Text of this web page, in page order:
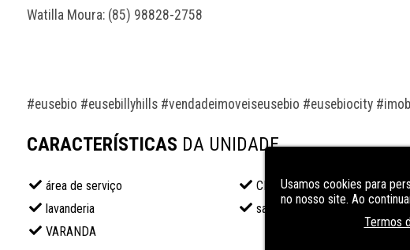
Watilla Moura: (85) 98828-2758
#eusebio #eusebillyhills #vendadeimoveiseusebio #eusebiocity
CARACTERÍSTICAS DA UNIDADE
área de serviço CLOSET
lavanderia
sala de estar
VARANDA
Usamos cookies para
no nosso site. Ao
Termos